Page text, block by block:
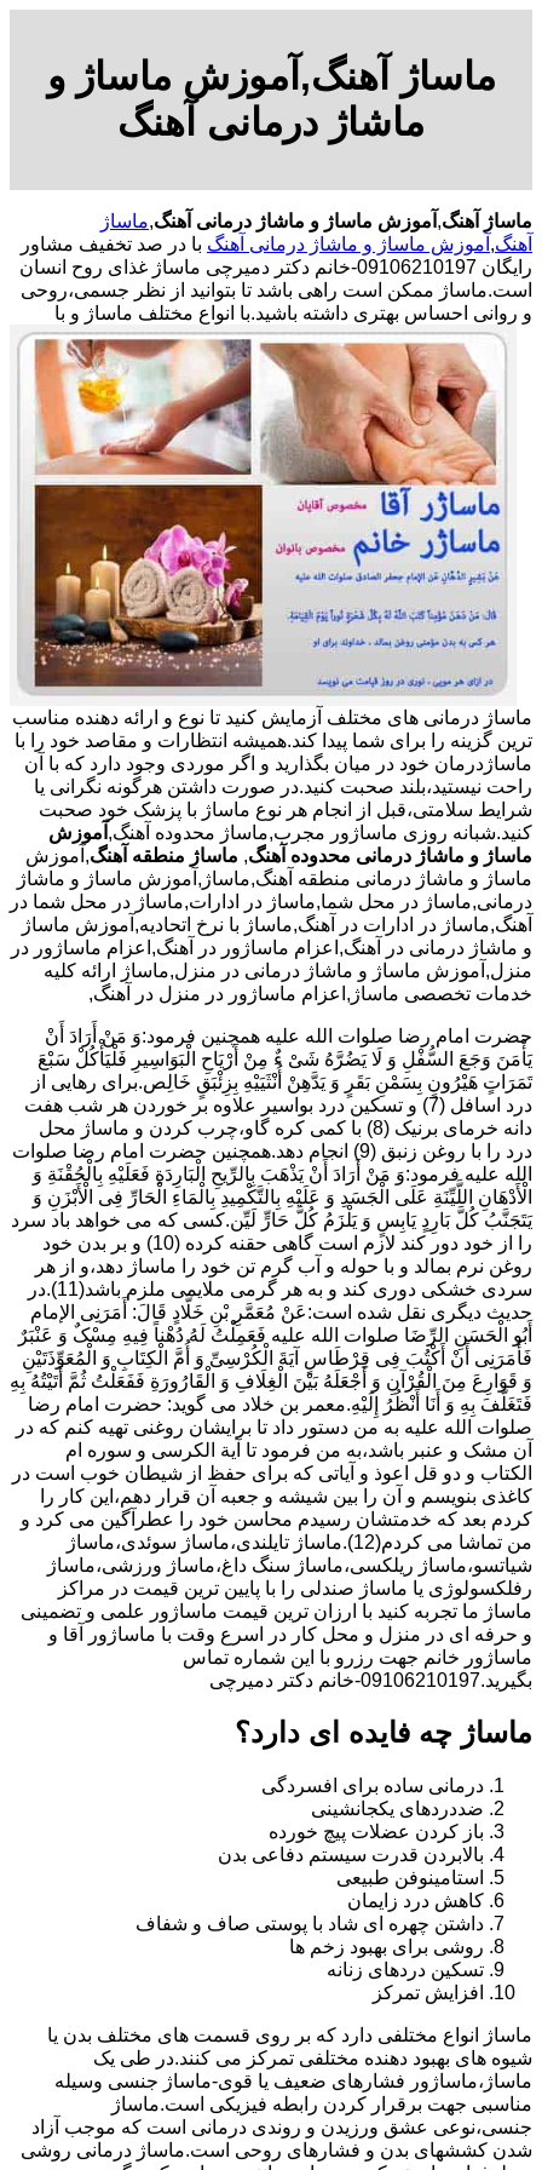
ماساژ آهنگ,آموزش ماساژ و
ماشاژ درمانی آهنگ
ماساژ آهنگ, آموزش ماساژ و ماشاژ درمانی آهنگ,ماساژ
آهنگ, آموزش ماساژ و ماشاژ درمانی آهنگ با در صد تخفیف مشاور
رایگان 09106210197-خانم دکتر دمیرچی ماساژ غذای روح انسان
است.ماساژ ممکن است راهی باشد تا بتوانید از نظر جسمی،روحی
و روانی احساس بهتری داشته باشید.با انواع مختلف ماساژ و با
ماساژ درمانی های مختلف آزمایش کنید تا نوع و ارائه دهنده مناسب
ترین گزینه را برای شما پیدا کند.همیشه انتظارات و مقاصد خود را با
ماساژدرمان خود در میان بگذارید و اگر موردی وجود دارد که با آن
راحت نیستید،بلند صحبت کنید.در صورت داشتن هرگونه نگرانی یا
شرایط سلامتی،قبل از انجام هر نوع ماساژ با پزشک خود صحبت
کنید.شبانه روزی ماساژور مجرب,ماساژ محدوده آهنگ, آموزش
ماساژ و ماشاژ درمانی محدوده آهنگ, ماساژ منطقه آهنگ,آموزش
ماساژ و ماشاژ درمانی منطقه آهنگ,ماساژ,آموزش ماساژ و ماشاژ
درمانی,ماساژ در محل شما,ماساژ در ادارات,ماساژ در محل شما در
آهنگ,ماساژ در ادارات در آهنگ,ماساژ با نرخ اتحادیه,آموزش ماساژ
و ماشاژ درمانی در آهنگ,اعزام ماساژور در آهنگ,اعزام ماساژور در
منزل,آموزش ماساژ و ماشاژ درمانی در منزل,ماساژ ارائه کلیه
خدمات تخصصی ماساژ,اعزام ماساژور در منزل در آهنگ,
حضرت امام رضا صلوات الله علیه همچنین فرمود:وَ مَنْ أَرَادَ أَنْ
یَأْمَنَ وَجَعَ السُّفْلِ وَ لَا یَضُرَّهُ شَیْ ءٌ مِنْ أَرْیَاحِ الْبَوَاسِیرِ فَلْیَأْکُلْ سَبْعَ
تَمَرَاتٍ هَیْرُونٍ بِسَمْنِ بَقَرٍ وَ یَدَّهِنْ أُنْثَیَیْهِ بِزِئْبَقٍ خَالِص.برای رهایی از
درد اسافل (7) و تسکین درد بواسیر علاوه بر خوردن هر شب هفت
دانه خرمای برنیک (8) با کمی کره گاو،چرب کردن و ماساژ محل
درد را با روغن زنبق (9) انجام دهد.همچنین حضرت امام رضا صلوات
الله علیه فرمود:وَ مَنْ أَرَادَ أَنْ یَذْهَبَ بِالرِّیحِ الْبَارِدَةِ فَعَلَیْهِ بِالْحُقْنَةِ وَ
الْأَدْهَانِ اللَّیِّنَةِ عَلَى الْجَسَدِ وَ عَلَیْهِ بِالتَّکْمِیدِ بِالْمَاءِ الْحَارِّ فِی الْأَبْزَنِ وَ
یَتَجَنَّبُ کُلَّ بَارِدٍ یَابِسٍ وَ یَلْزَمُ کُلَّ حَارٍّ لَیِّن.کسی که می خواهد باد سرد
را از خود دور کند لازم است گاهی حقنه کرده (10) و بر بدن خود
روغن نرم بمالد و با حوله و آب گرم تن خود را ماساژ دهد،و از هر
سردی خشکی دوری کند و به هر گرمی ملایمی ملزم باشد(11).در
حدیث دیگری نقل شده است:عَنْ مُعَمَّرِ بْنِ خَلَّادٍ قَالَ: أَمَرَنِی الإمام
أَبُو الْحَسَنِ الرِّضَا صلوات الله علیه فَعَمِلْتُ لَهُ دُهْناً فِیهِ مِسْکٌ وَ عَنْبَرٌ
فَأَمَرَنِی أَنْ أَکْتُبَ فِی قِرْطَاسٍ آیَةَ الْکُرْسِیِّ وَ أُمَّ الْکِتَابِ وَ الْمُعَوِّذَتَیْنِ
وَ قَوَارِعَ مِنَ الْقُرْآنِ وَ أَجْعَلَهُ بَیْنَ الْغِلَافِ وَ الْقَارُورَةِ فَفَعَلْتُ ثُمَّ أَتَیْتُهُ بِهِ
فَتَغَلَّفَ بِهِ وَ أَنَا أَنْظُرُ إِلَیْهِ.معمر بن خلاد می گوید: حضرت امام رضا
صلوات الله علیه به من دستور داد تا برایشان روغنى تهیه کنم که در
آن مشک و عنبر باشد،به من فرمود تا آیة الکرسى و سوره ام
الکتاب و دو قل اعوذ و آیاتى که براى حفظ از شیطان خوب است در
کاغذى بنویسم و آن را بین شیشه و جعبه آن قرار دهم،این کار را
کردم بعد که خدمتشان رسیدم محاسن خود را عطرآگین می کرد و
من تماشا می کردم(12).ماساژ تایلندی،ماساژ سوئدی،ماساژ
شیاتسو،ماساژ ریلکسی،ماساژ سنگ داغ،ماساژ ورزشی،ماساژ
رفلکسولوژی یا ماساژ صندلی را با پایین ترین قیمت در مراکز
ماساژ ما تجربه کنید با ارزان ترین قیمت ماساژور علمی و تضمینی
و حرفه ای در منزل و محل کار در اسرع وقت با ماساژور آقا و
ماساژور خانم جهت رزرو با این شماره تماس
بگیرید.09106210197-خانم دکتر دمیرچی
ماساژ چه فایده ای دارد؟
درمانی ساده برای افسردگی
ضددردهای یکجانشینی
باز کردن عضلات پیچ خورده
بالابردن قدرت سیستم دفاعی بدن
استامینوفن طبیعی
کاهش درد زایمان
داشتن چهره ای شاد با پوستی صاف و شفاف
روشی برای بهبود زخم ها
تسکین دردهای زنانه
افزایش تمرکز
ماساژ انواع مختلفی دارد که بر روی قسمت های مختلف بدن یا
شیوه های بهبود دهنده مختلفی تمرکز می کنند.در طی یک
ماساژ،ماساژور فشارهای ضعیف یا قوی-ماساژ جنسی وسیله
مناسبی جهت برقرار کردن رابطه فیزیکی است.ماساژ
جنسی،نوعی عشق ورزیدن و روندی درمانی است که موجب آزاد
شدن کششهای بدن و فشارهای روحی است.ماساژ درمانی روشی